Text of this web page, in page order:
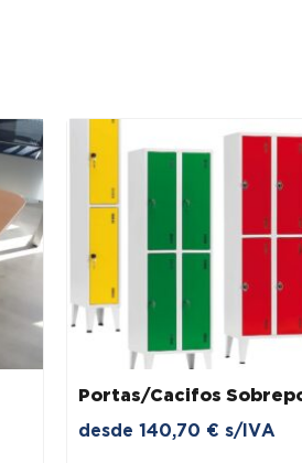
Portas/Cacifos
desde 140,70 € s/IVA